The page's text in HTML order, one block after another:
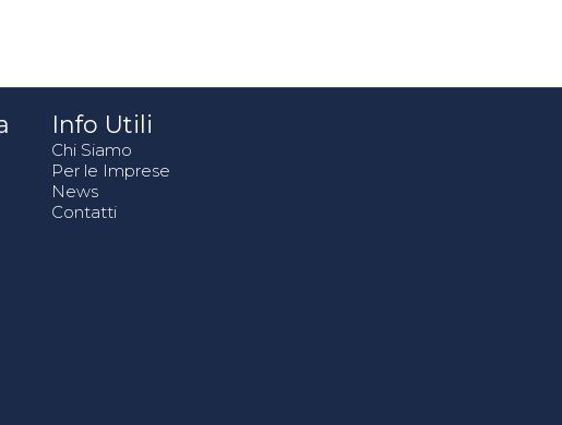
Info Utili
Chi Siamo
Per le Imprese
News
Contatti